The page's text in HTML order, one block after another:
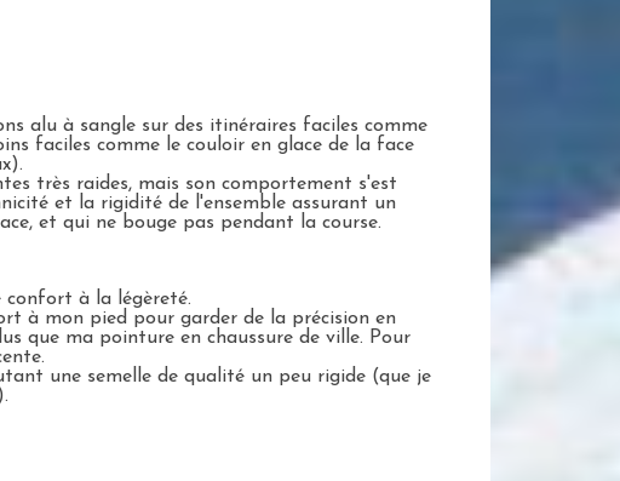
alu à sangle sur des itinéraires faciles comme
faciles comme le couloir en glace de la face
très raides, mais son comportement s'est
et la rigidité de l'ensemble assurant un
et qui ne bouge pas pendant la course.
confort à la légèreté.
à mon pied pour garder de la précision en
que ma pointure en chaussure de ville. Pour
une semelle de qualité un peu rigide (que je